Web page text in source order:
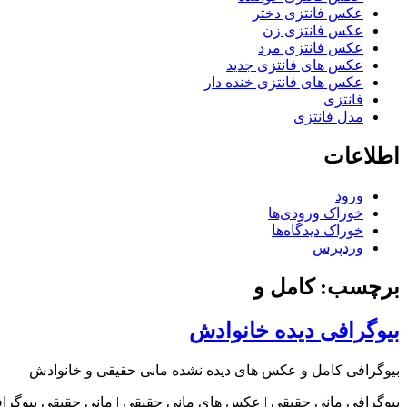
عکس فانتزی دختر
عکس فانتزی زن
عکس فانتزی مرد
عکس های فانتزی جدید
عکس های فانتزی خنده دار
فانتزی
مدل فانتزی
اطلاعات
ورود
خوراک ورودی‌ها
خوراک دیدگاه‌ها
وردپرس
برچسب: کامل و
بیوگرافی دیده خانوادش
بیوگرافی کامل و عکس های دیده نشده مانی حقیقی و خانوادش
بیوگرافی مانی حقیقی | عکس های مانی حقیقی | مانی حقیقی بیوگرافی مانی حقیقی مانی حقیقی (۱۳۴۸، تهران) کارگردان،